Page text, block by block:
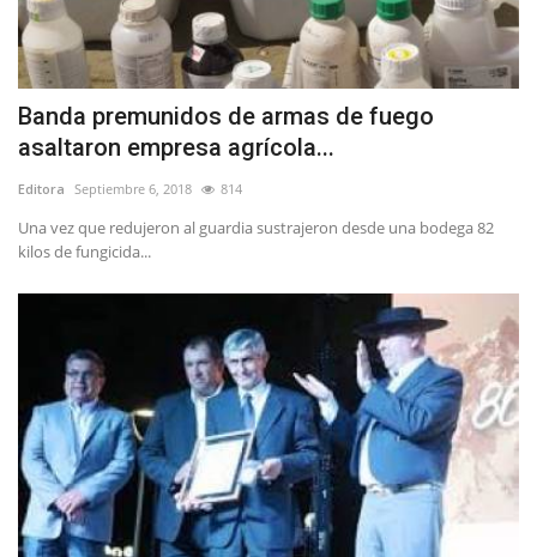
Banda premunidos de armas de fuego
asaltaron empresa agrícola...
Editora Septiembre 6, 2018 814
Una vez que redujeron al guardia sustrajeron desde una bodega 82
kilos de fungicida...